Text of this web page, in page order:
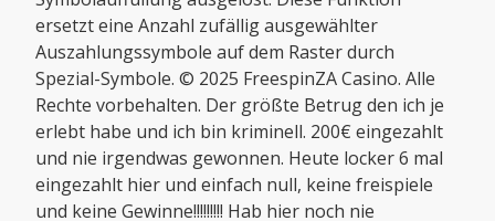
ersetzt eine Anzahl zufällig ausgewählter
Auszahlungssymbole auf dem Raster durch
Spezial-Symbole. © 2025 FreespinZA Casino. Alle
Rechte vorbehalten. Der größte Betrug den ich je
erlebt habe und ich bin kriminell. 200€ eingezahlt
und nie irgendwas gewonnen. Heute locker 6 mal
eingezahlt hier und einfach null, keine freispiele
und keine Gewinne!!!!!!!!! Hab hier noch nie